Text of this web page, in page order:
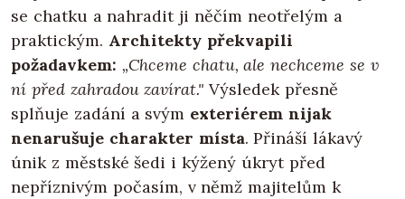
se chatku a nahradit ji něčím neotřelým a
praktickým. Architekty překvapili
požadavkem: „Chceme chatu, ale nechceme se v
ní před zahradou zavírat." Výsledek přesně
splňuje zadání a svým exteriérem nijak
nenarušuje charakter místa. Přináší lákavý
únik z městské šedi i kýžený úkryt před
nepříznivým počasím, v němž majitelům k